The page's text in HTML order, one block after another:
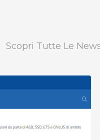
Scopri Tutte Le